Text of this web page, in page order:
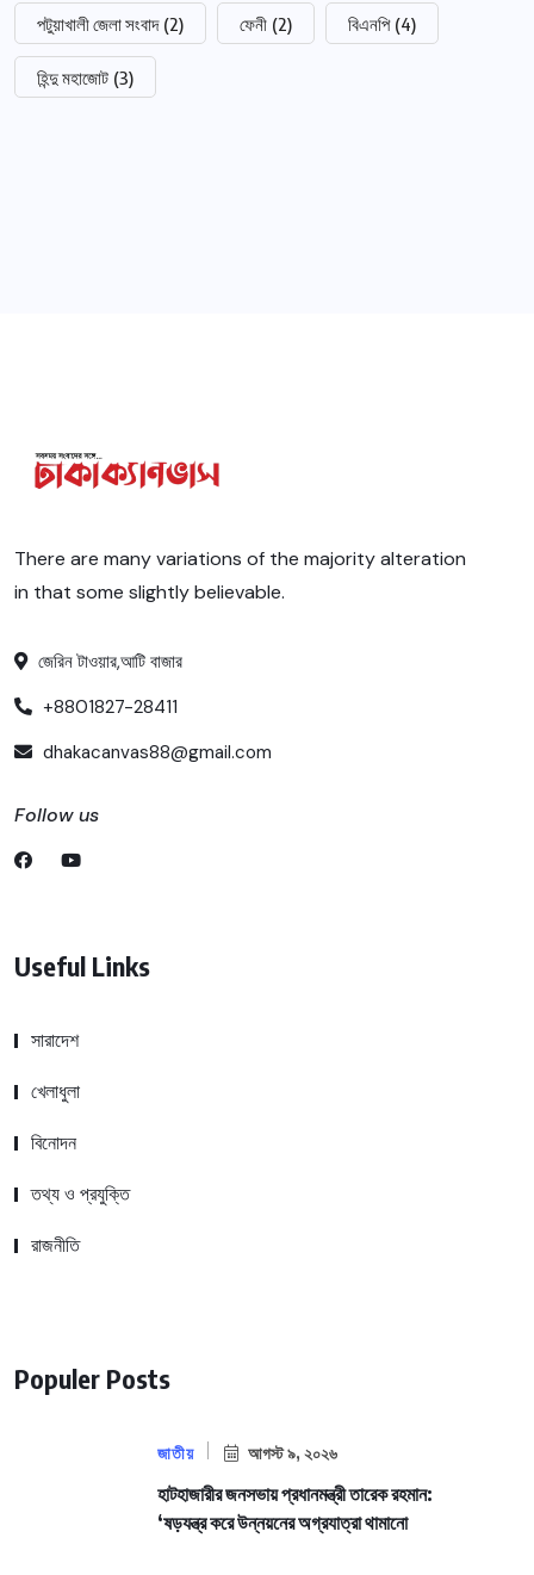
পটুয়াখালী জেলা সংবাদ (2) ফেনী (2) বিএনপি (4)
হিন্দু মহাজোট (3)
There are many variations of the majority alteration
in that some slightly believable.
জেরিন টাওয়ার,আটি বাজার
+8801827-28411
dhakacanvas88@gmail.com
Follow us
Useful Links
সারাদেশ
খেলাধুলা
বিনোদন
তথ্য ও প্রযুক্তি
রাজনীতি
Populer Posts
জাতীয় আগস্ট ৯, ২০২৬
হাটহাজারীর জনসভায় প্রধানমন্ত্রী তারেক রহমান:
‘ষড়যন্ত্র করে উন্নয়নের অগ্রযাত্রা থামানো